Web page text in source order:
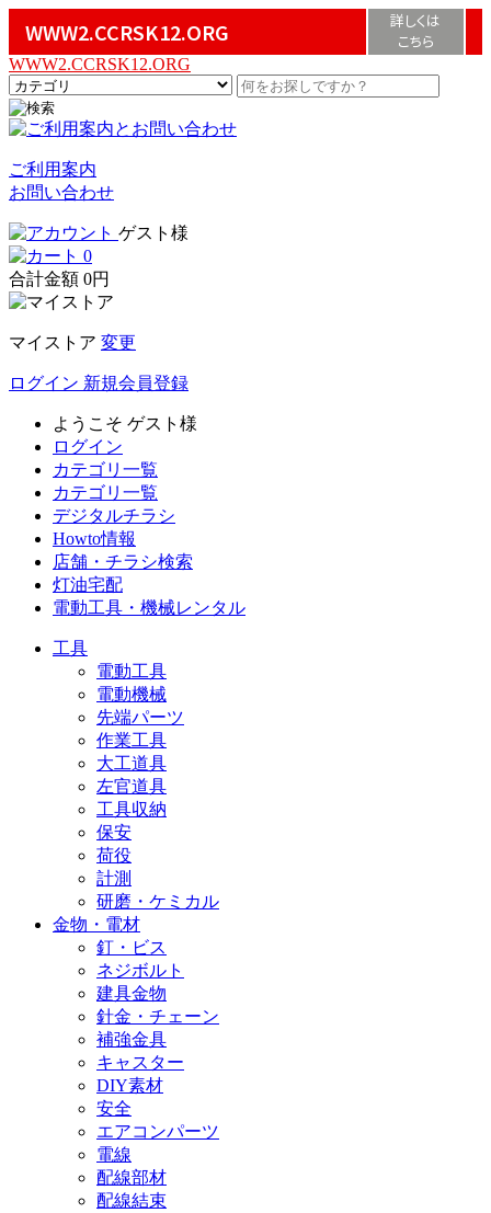
WWW2.CCRSK12.ORG
詳しくは
こちら
WWW2.CCRSK12.ORG
ご利用案内
お問い合わせ
ゲスト様
0
合計金額 0円
マイストア 変更
ログイン 新規会員登録
ようこそ ゲスト様
ログイン
カテゴリ一覧
カテゴリ一覧
デジタルチラシ
Howto情報
店舗・チラシ検索
灯油宅配
電動工具・機械レンタル
工具
電動工具
電動機械
先端パーツ
作業工具
大工道具
左官道具
工具収納
保安
荷役
計測
研磨・ケミカル
金物・電材
釘・ビス
ネジボルト
建具金物
針金・チェーン
補強金具
キャスター
DIY素材
安全
エアコンパーツ
電線
配線部材
配線結束